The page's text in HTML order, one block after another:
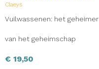
Claeys
Vuilwassenen: het geheimer
van het geheimschap
€ 19,50